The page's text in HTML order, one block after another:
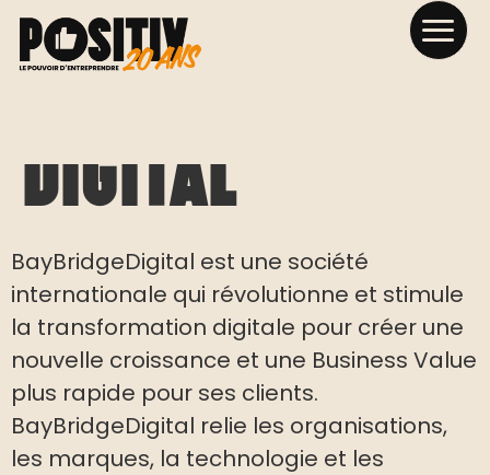
Bay Bridge
Digital
BayBridgeDigital est une société
internationale qui révolutionne et stimule
la transformation digitale pour créer une
nouvelle croissance et une Business Value
plus rapide pour ses clients.
BayBridgeDigital relie les organisations,
les marques, la technologie et les